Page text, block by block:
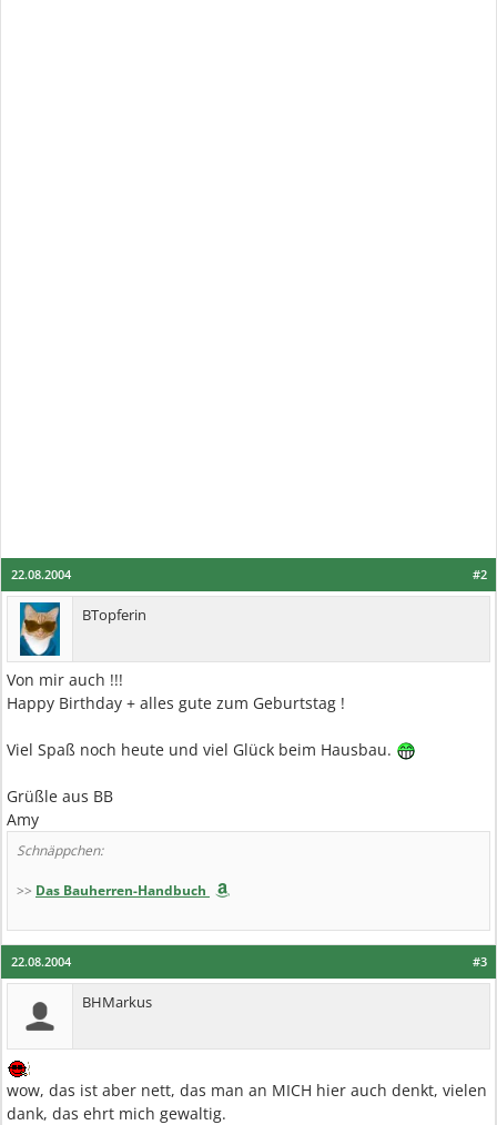
#2
22.08.2004
BTopferin
Von mir auch !!!
Happy Birthday + alles gute zum Geburtstag !
Viel Spaß noch heute und viel Glück beim Hausbau.
Grüßle aus BB
Amy
Schnäppchen:
>> Das Bauherren-Handbuch
#3
22.08.2004
BHMarkus
wow, das ist aber nett, das man an MICH hier auch denkt, vielen
dank, das ehrt mich gewaltig.